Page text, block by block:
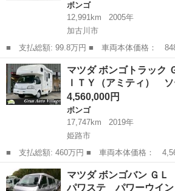
ボンゴ
12,991km
2005年
加古川市
■ 支払総額: 99.8万円 ■ 車両本体価格： 848,000 円 ■ メーカー
名： マツダ ■ 車種名： ボンゴトラック
ドローＤＸ ワンオーナー エアコン パワ
Ｃ ■ 排気...
兵庫 加古川市 ボンゴ
マツダ ボンゴトラッ
ＩＴＹ（アミティ）
4,560,000円
ボンゴ
17,747km
2019年
姫路市
■ 支払総額: 460万円 ■ 車両本体価格： 4,560,000 円 ■ メーカー
名： マツダ ■ 車種名： ボンゴトラック
Ｌ ＡｔｏＺ ＡＭＩＴＹ（アミティ） ソー
ジ 冷蔵庫 ...
兵庫 姫路市 ボンゴ
マツダ ボンゴバン Ｇ
パワステ パワーウイ